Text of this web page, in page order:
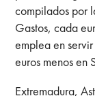
compilados por
Gastos, cada
emplea en
euros menos en
Extremadura,